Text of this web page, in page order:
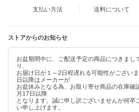
支払い方法 送料について
ストアからのお知らせ
お盆期間中に、ご配送予定の商品につきまし
り、
お届け日が１～2日程遅れる可能性がござい
日以降はメーカーが
お盆休みとなる為、お取り寄せ商品の在庫確
月17日以降
となります。誠に申し訳ございませんが何卒
い申し上げます。